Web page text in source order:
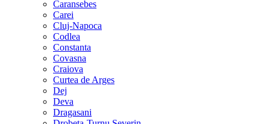
Caransebes
Carei
Cluj-Napoca
Codlea
Constanta
Covasna
Craiova
Curtea de Arges
Dej
Deva
Dragasani